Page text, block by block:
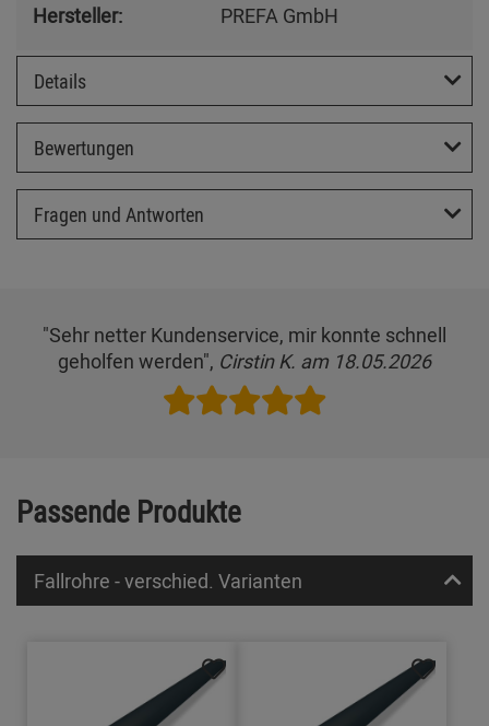
Hersteller:
PREFA GmbH
Details
Bewertungen
Fragen und Antworten
"Sehr netter Kundenservice, mir konnte schnell
geholfen werden", Cirstin K. am 18.05.2026
Passende Produkte
Fallrohre - verschied. Varianten